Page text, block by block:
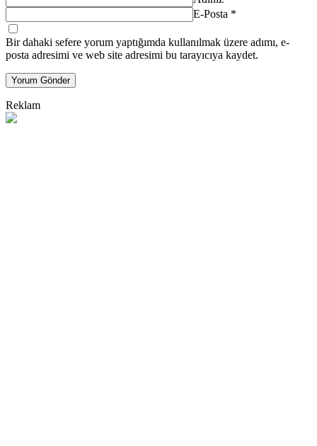
E-Posta *
Bir dahaki sefere yorum yaptığımda kullanılmak üzere adımı, e-
posta adresimi ve web site adresimi bu tarayıcıya kaydet.
Yorum Gönder
Reklam